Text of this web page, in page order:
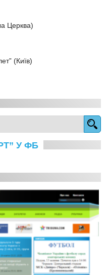
Церква)
(Київ)
У ФБ